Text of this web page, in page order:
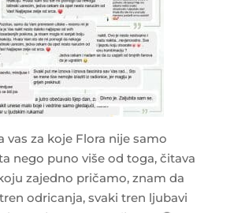
vas za koje Flora nije samo
nego puno više od toga, čitava
zajedno pričamo, znam da
odricanja, svaki tren ljubavi